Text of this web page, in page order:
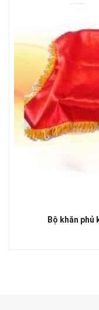
Bộ khăn